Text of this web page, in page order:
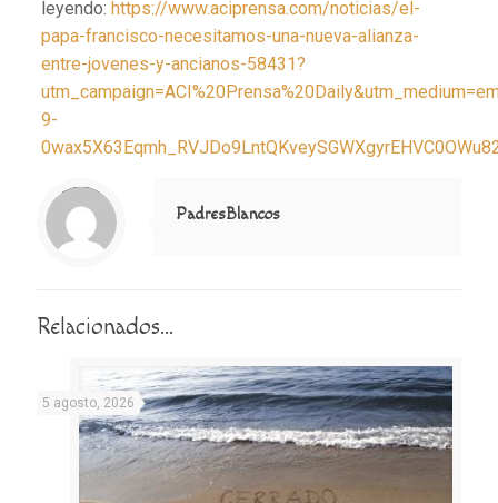
leyendo: https://www.aciprensa.com/noticias/el-
papa-francisco-necesitamos-una-nueva-alianza-
entre-jovenes-y-ancianos-58431?
9-
Notice
: Trying to access array offset on value of type null in
/home/misioner/public_html/padresblancos/themes/betheme/includes/content-single.php
on line
286
PadresBlancos
Relacionados...
5 agosto, 2026